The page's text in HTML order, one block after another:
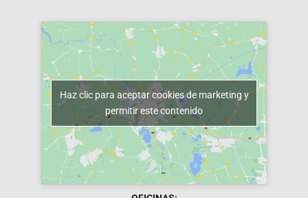
Haz clic para aceptar cookies de marketing y
permitir este contenido